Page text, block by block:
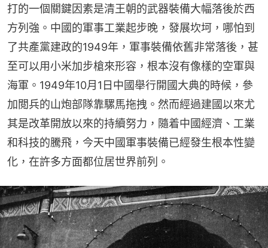
打的一個關鍵因素是清王朝的武器裝備大幅落後於西
方列強。中國的軍事工業起步晚，發展坎坷，哪怕到
了共產黨建政的1949年，軍事裝備依舊非常落後，甚
至可以用小米加步槍來形容，根本沒有像樣的空軍與
海軍。1949年10月1日中國舉行開國大典的時候，參
加閲兵的山炮部隊靠騾馬拖拽。然而經過建國以來尤
其是改革開放以來的持續努力，隨着中國經濟、工業
和科技的騰飛，今天中國軍事裝備已經發生根本性變
化，在許多方面都位居世界前列。